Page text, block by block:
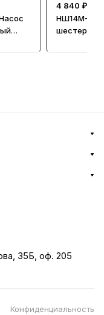
4 840 ₽
НШ14М-3 -
35Б, оф. 205
Конфиденциальность